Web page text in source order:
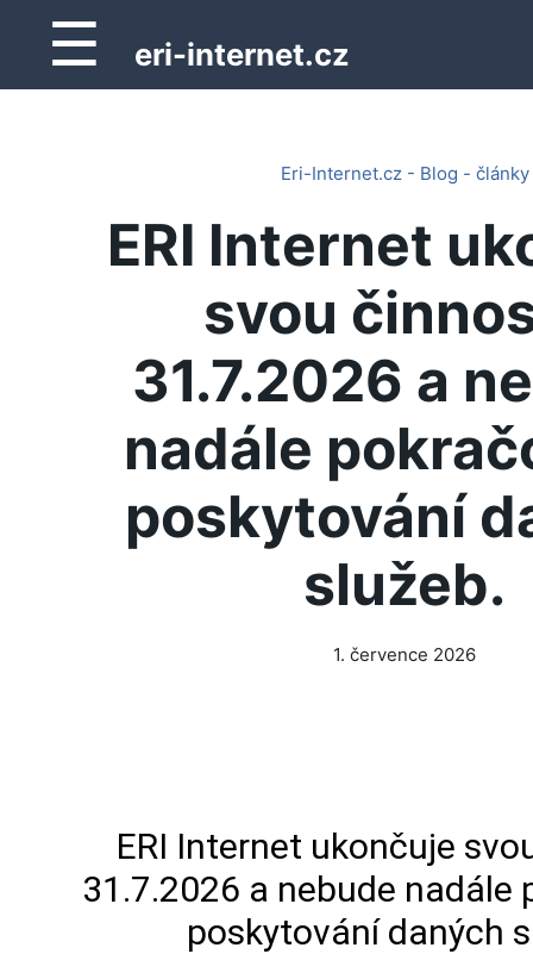
☰ eri-internet.cz
Eri-Internet.cz - Blog - články
ERI Internet
svou
31.7.2026 a
nadále
poskytování
služeb.
1. července 2026
ERI Internet ukončuje
31.7.2026 a nebude nadále
poskytování daných